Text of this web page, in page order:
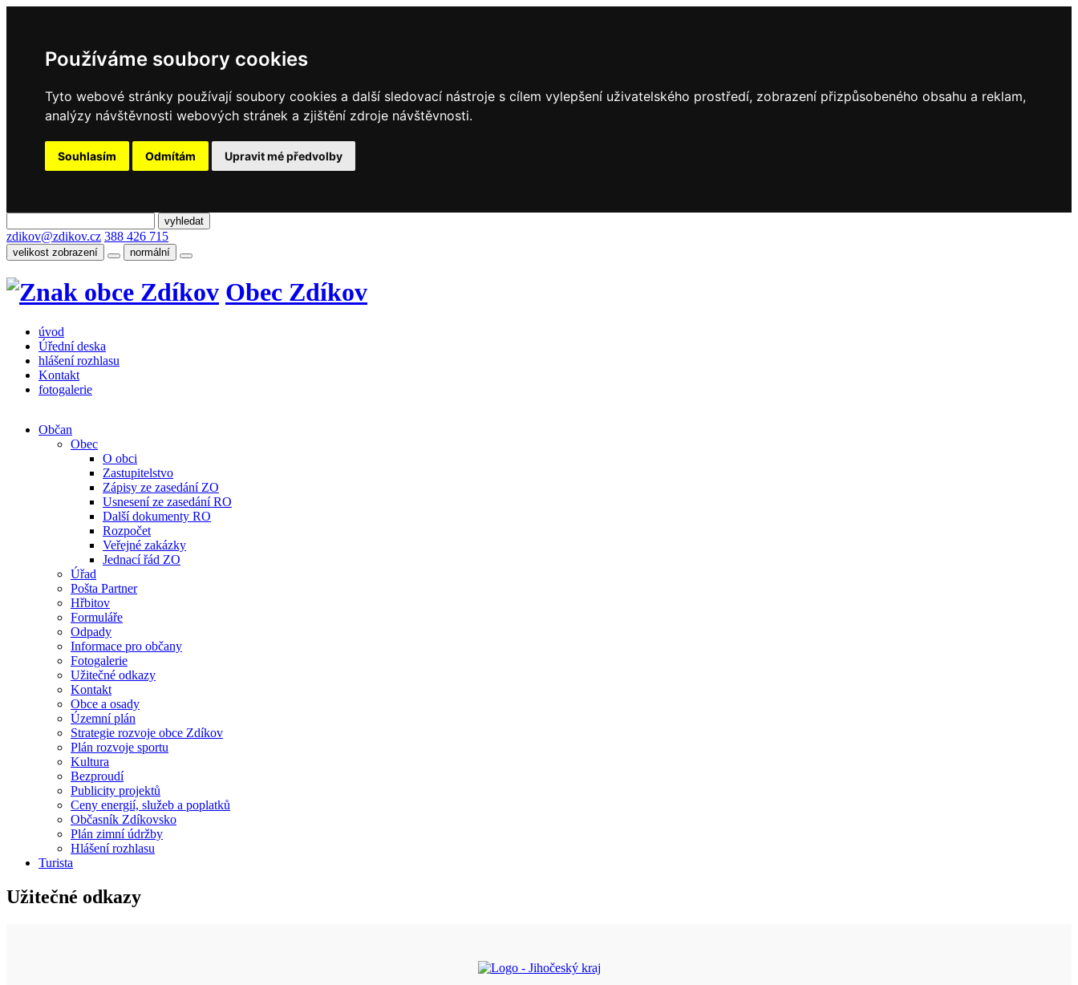
Používáme soubory cookies
Tyto webové stránky používají soubory cookies a další sledovací nástroje s cílem vylepšení uživatelského prostředí, zobrazení přizpůsobeného obsahu a reklam,
analýzy návštěvnosti webových stránek a zjištění zdroje návštěvnosti.
Souhlasím Odmítám Upravit mé předvolby
zdikov@zdikov.cz 388 426 715
velikost zobrazení normální
Obec Zdíkov
úvod
Úřední deska
hlášení rozhlasu
Kontakt
fotogalerie
Občan
Obec
O obci
Zastupitelstvo
Zápisy ze zasedání ZO
Usnesení ze zasedání RO
Další dokumenty RO
Rozpočet
Veřejné zakázky
Jednací řád ZO
Úřad
Pošta Partner
Hřbitov
Formuláře
Odpady
Informace pro občany
Fotogalerie
Užitečné odkazy
Kontakt
Obce a osady
Územní plán
Strategie rozvoje obce Zdíkov
Plán rozvoje sportu
Kultura
Bezproudí
Publicity projektů
Ceny energií, služeb a poplatků
Občasník Zdíkovsko
Plán zimní údržby
Hlášení rozhlasu
Turista
Užitečné odkazy